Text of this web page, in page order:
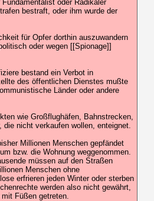
oder Radikaler
bestraft, oder ihm wurde der
für Opfer dorthin auszuwandern
oder wegen [[Spionage]]
bestand ein Verbot in
des öffentlichen Dienstes mußte
Länder oder andere
wie Großflughäfen, Bahnstrecken,
nicht verkaufen wollen, enteignet.
Millionen Menschen gepfändet
bzw. die Wohnung weggenommen.
müssen auf den Straßen
Menschen ohne
erfrieren jeden Winter oder sterben
werden also nicht gewährt,
Füßen getreten.